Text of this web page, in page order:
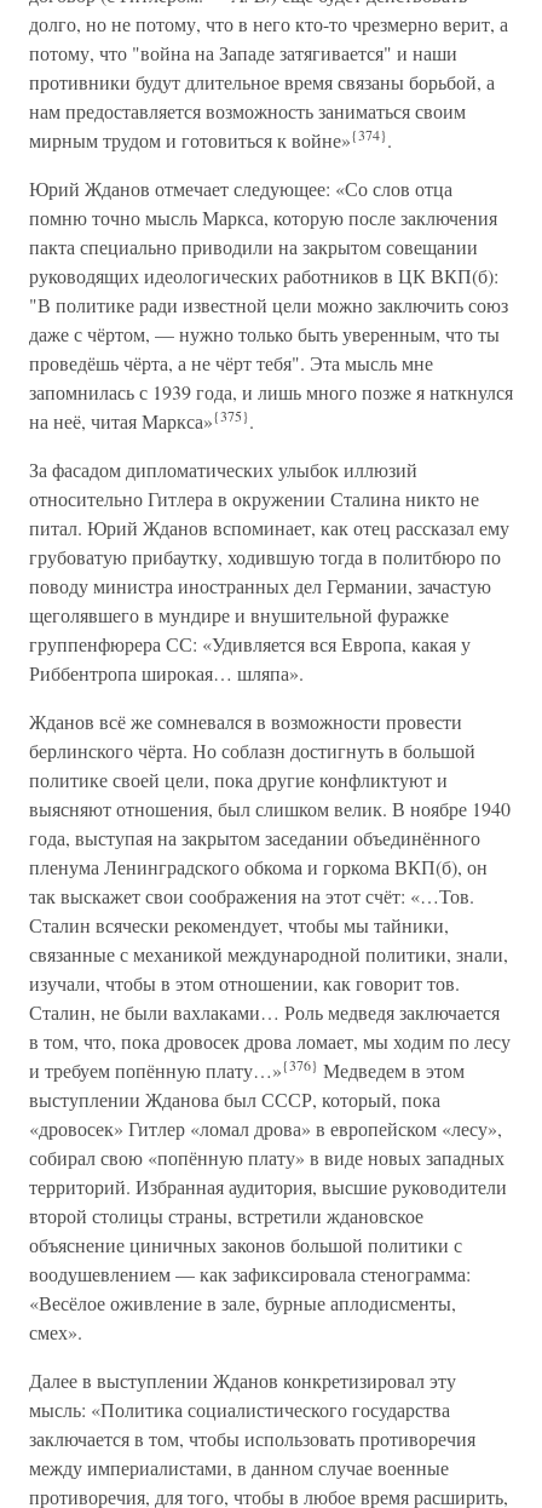
долго, но не потому, что в него кто-то чрезмерно верит, а
потому, что "война на Западе затягивается" и наши
противники будут длительное время связаны борьбой, а
нам предоставляется возможность заниматься своим
мирным трудом и готовиться к войне»{374}.
Юрий Жданов отмечает следующее: «Со слов отца
помню точно мысль Маркса, которую после заключения
пакта специально приводили на закрытом совещании
руководящих идеологических работников в ЦК ВКП(б):
"В политике ради известной цели можно заключить союз
даже с чёртом, — нужно только быть уверенным, что ты
проведёшь чёрта, а не чёрт тебя". Эта мысль мне
запомнилась с 1939 года, и лишь много позже я наткнулся
на неё, читая Маркса»{375}.
За фасадом дипломатических улыбок иллюзий
относительно Гитлера в окружении Сталина никто не
питал. Юрий Жданов вспоминает, как отец рассказал ему
грубоватую прибаутку, ходившую тогда в политбюро по
поводу министра иностранных дел Германии, зачастую
щеголявшего в мундире и внушительной фуражке
группенфюрера СС: «Удивляется вся Европа, какая у
Риббентропа широкая… шляпа».
Жданов всё же сомневался в возможности провести
берлинского чёрта. Но соблазн достигнуть в большой
политике своей цели, пока другие конфликтуют и
выясняют отношения, был слишком велик. В ноябре 1940
года, выступая на закрытом заседании объединённого
пленума Ленинградского обкома и горкома ВКП(б), он
так выскажет свои соображения на этот счёт: «…Тов.
Сталин всячески рекомендует, чтобы мы тайники,
связанные с механикой международной политики, знали,
изучали, чтобы в этом отношении, как говорит тов.
Сталин, не были вахлаками… Роль медведя заключается
в том, что, пока дровосек дрова ломает, мы ходим по лесу
и требуем попённую плату…»{376} Медведем в этом
выступлении Жданова был СССР, который, пока
«дровосек» Гитлер «ломал дрова» в европейском «лесу»,
собирал свою «попённую плату» в виде новых западных
территорий. Избранная аудитория, высшие руководители
второй столицы страны, встретили ждановское
объяснение циничных законов большой политики с
воодушевлением — как зафиксировала стенограмма:
«Весёлое оживление в зале, бурные аплодисменты,
смех».
Далее в выступлении Жданов конкретизировал эту
мысль: «Политика социалистического государства
заключается в том, чтобы использовать противоречия
между империалистами, в данном случае военные
противоречия, для того, чтобы в любое время расширить,